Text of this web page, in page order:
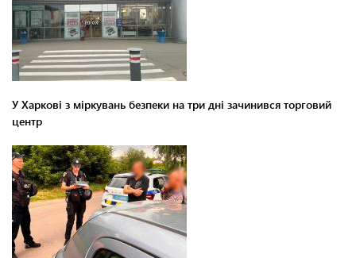
У Харкові з міркувань безпеки на три дні зачинився торговий
центр